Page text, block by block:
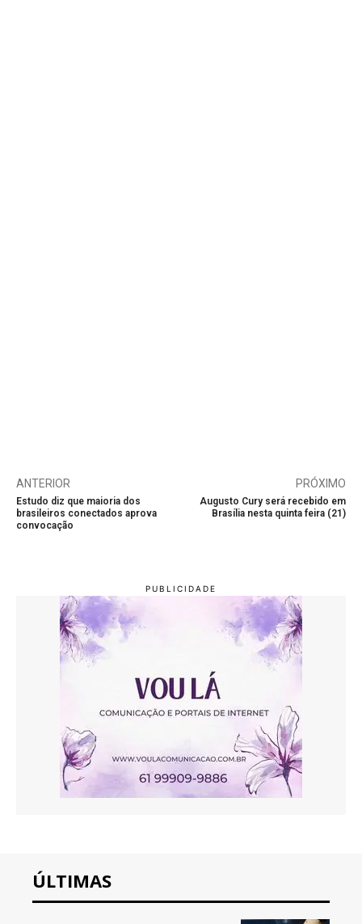
ANTERIOR
Estudo diz que maioria dos
brasileiros conectados aprova
convocação
PRÓXIMO
Augusto Cury será recebido em
Brasília nesta quinta feira (21)
ÚLTIMAS